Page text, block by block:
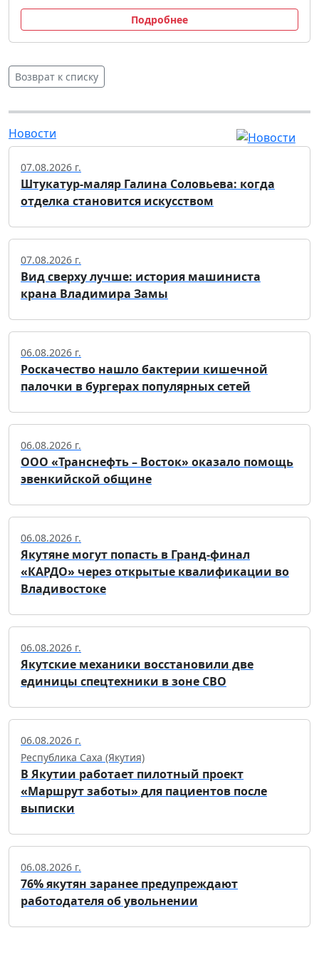
Подробнее
Возврат к списку
Новости
07.08.2026 г.
Штукатур-маляр Галина Соловьева: когда
отделка становится искусством
07.08.2026 г.
Вид сверху лучше: история машиниста
крана Владимира Замы
06.08.2026 г.
Роскачество нашло бактерии кишечной
палочки в бургерах популярных сетей
06.08.2026 г.
ООО «Транснефть – Восток» оказало помощь
эвенкийской общине
06.08.2026 г.
Якутяне могут попасть в Гранд-финал
«КАРДО» через открытые квалификации во
Владивостоке
06.08.2026 г.
Якутские механики восстановили две
единицы спецтехники в зоне СВО
06.08.2026 г.
Республика Саха (Якутия)
В Якутии работает пилотный проект
«Маршрут заботы» для пациентов после
выписки
06.08.2026 г.
76% якутян заранее предупреждают
работодателя об увольнении